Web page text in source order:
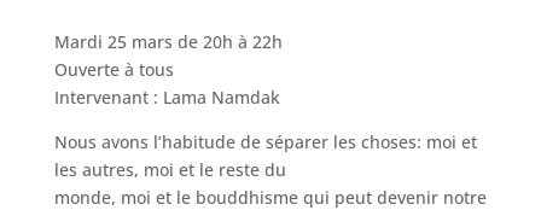
Mardi 25 mars de 20h à 22h
Ouverte à tous
Intervenant : Lama Namdak
Nous avons l’habitude de séparer les choses: moi et
les autres, moi et le reste du
monde, moi et le bouddhisme qui peut devenir notre